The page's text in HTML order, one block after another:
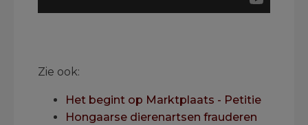
Zie ook:
Het begint op Marktplaats - Petitie
Hongaarse dierenartsen frauderen